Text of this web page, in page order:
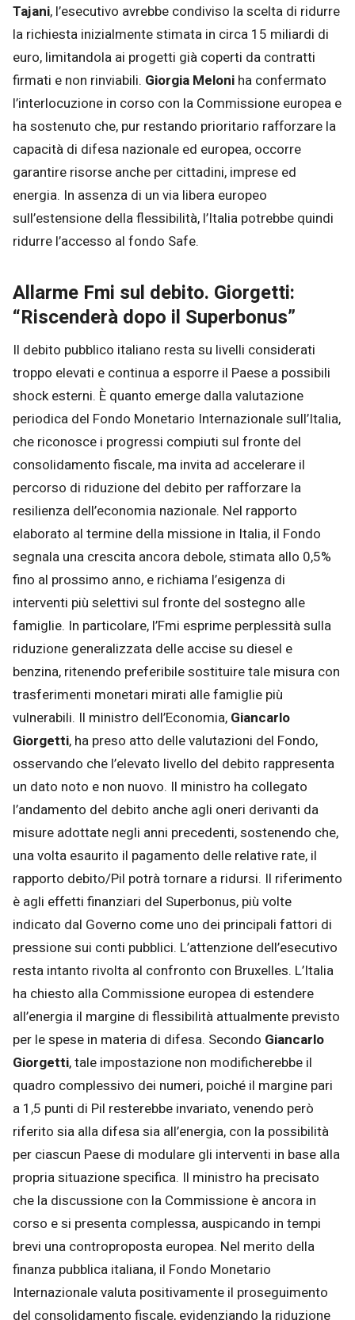
Tajani, l’esecutivo avrebbe condiviso la scelta di ridurre
la richiesta inizialmente stimata in circa 15 miliardi di
euro, limitandola ai progetti già coperti da contratti
firmati e non rinviabili. Giorgia Meloni ha confermato
l’interlocuzione in corso con la Commissione europea e
ha sostenuto che, pur restando prioritario rafforzare la
capacità di difesa nazionale ed europea, occorre
garantire risorse anche per cittadini, imprese ed
energia. In assenza di un via libera europeo
sull’estensione della flessibilità, l’Italia potrebbe quindi
ridurre l’accesso al fondo Safe.
Allarme Fmi sul debito. Giorgetti:
“Riscenderà dopo il Superbonus”
Il debito pubblico italiano resta su livelli considerati
troppo elevati e continua a esporre il Paese a possibili
shock esterni. È quanto emerge dalla valutazione
periodica del Fondo Monetario Internazionale sull’Italia,
che riconosce i progressi compiuti sul fronte del
consolidamento fiscale, ma invita ad accelerare il
percorso di riduzione del debito per rafforzare la
resilienza dell’economia nazionale. Nel rapporto
elaborato al termine della missione in Italia, il Fondo
segnala una crescita ancora debole, stimata allo 0,5%
fino al prossimo anno, e richiama l’esigenza di
interventi più selettivi sul fronte del sostegno alle
famiglie. In particolare, l’Fmi esprime perplessità sulla
riduzione generalizzata delle accise su diesel e
benzina, ritenendo preferibile sostituire tale misura con
trasferimenti monetari mirati alle famiglie più
vulnerabili. Il ministro dell’Economia, Giancarlo
Giorgetti, ha preso atto delle valutazioni del Fondo,
osservando che l’elevato livello del debito rappresenta
un dato noto e non nuovo. Il ministro ha collegato
l’andamento del debito anche agli oneri derivanti da
misure adottate negli anni precedenti, sostenendo che,
una volta esaurito il pagamento delle relative rate, il
rapporto debito/Pil potrà tornare a ridursi. Il riferimento
è agli effetti finanziari del Superbonus, più volte
indicato dal Governo come uno dei principali fattori di
pressione sui conti pubblici. L’attenzione dell’esecutivo
resta intanto rivolta al confronto con Bruxelles. L’Italia
ha chiesto alla Commissione europea di estendere
all’energia il margine di flessibilità attualmente previsto
per le spese in materia di difesa. Secondo Giancarlo
Giorgetti, tale impostazione non modificherebbe il
quadro complessivo dei numeri, poiché il margine pari
a 1,5 punti di Pil resterebbe invariato, venendo però
riferito sia alla difesa sia all’energia, con la possibilità
per ciascun Paese di modulare gli interventi in base alla
propria situazione specifica. Il ministro ha precisato
che la discussione con la Commissione è ancora in
corso e si presenta complessa, auspicando in tempi
brevi una controproposta europea. Nel merito della
finanza pubblica italiana, il Fondo Monetario
Internazionale valuta positivamente il proseguimento
del consolidamento fiscale, evidenziando la riduzione